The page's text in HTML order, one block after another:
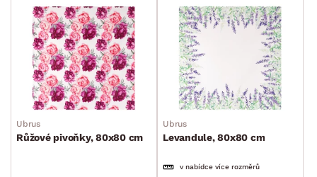
Ubrus
Růžové pivoňky, 80x80 cm
Ubrus
Levandule, 80x80 cm
v nabídce více rozměrů